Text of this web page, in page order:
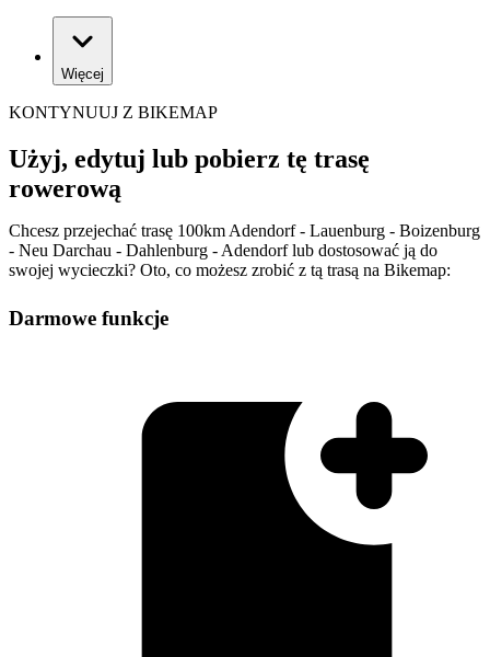
Więcej
KONTYNUUJ Z BIKEMAP
Użyj, edytuj lub pobierz tę trasę
rowerową
Chcesz przejechać trasę 100km Adendorf - Lauenburg - Boizenburg
- Neu Darchau - Dahlenburg - Adendorf lub dostosować ją do
swojej wycieczki? Oto, co możesz zrobić z tą trasą na Bikemap:
Darmowe funkcje